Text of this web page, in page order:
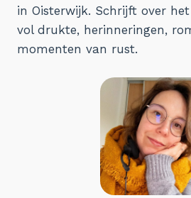
in Oisterwijk. Schrijft over
vol drukte, herinneringen,
momenten van rust.